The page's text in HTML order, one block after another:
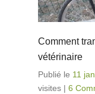
Comment
vétérinaire
Publié le 11
visites | 6